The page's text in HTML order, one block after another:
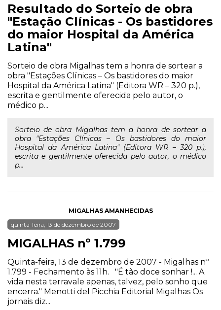
Resultado do Sorteio de obra
"Estação Clínicas - Os bastidores
do maior Hospital da América
Latina"
Sorteio de obra Migalhas tem a honra de sortear a
obra "Estações Clínicas – Os bastidores do maior
Hospital da América Latina" (Editora WR – 320 p.),
escrita e gentilmente oferecida pelo autor, o
médico p...
Sorteio de obra Migalhas tem a honra de sortear a
obra "Estações Clínicas – Os bastidores do maior
Hospital da América Latina" (Editora WR – 320 p.),
escrita e gentilmente oferecida pelo autor, o médico
p...
MIGALHAS AMANHECIDAS
quinta-feira, 13 de dezembro de 2007
MIGALHAS nº 1.799
Quinta-feira, 13 de dezembro de 2007 - Migalhas nº
1.799 - Fechamento às 11h. "É tão doce sonhar !... A
vida nesta terravale apenas, talvez, pelo sonho que
encerra." Menotti del Picchia Editorial Migalhas Os
jornais diz...